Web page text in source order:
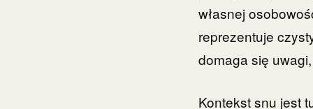
własnej
reprezentuje
domaga się
Kontekst snu jest